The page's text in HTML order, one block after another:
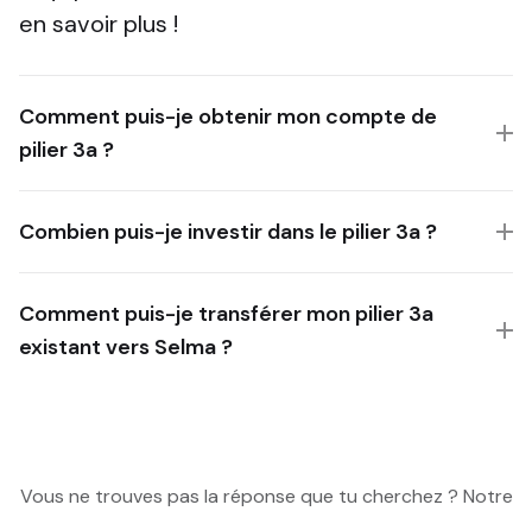
en savoir plus !
Comment puis-je obtenir mon compte de
pilier 3a ?
Combien puis-je investir dans le pilier 3a ?
Comment puis-je transférer mon pilier 3a
existant vers Selma ?
Vous ne trouves pas la réponse que tu cherchez ? Notre